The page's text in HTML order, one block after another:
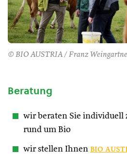
© BIO AUSTRIA / Franz
Beratung
wir beraten Sie individuell
rund um Bio
wir stellen Ihnen bio